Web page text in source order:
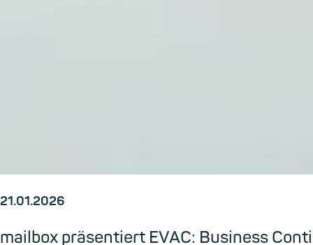
21.01.2026
mailbox präsentiert EVAC: Business